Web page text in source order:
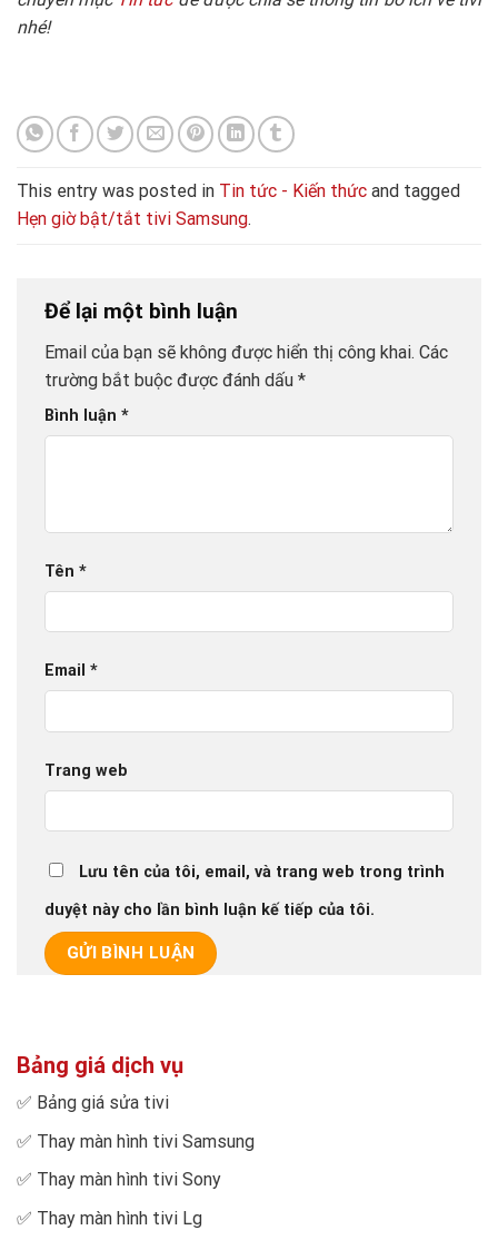
nhé!
This entry was posted in Tin tức - Kiến thức and tagged
Hẹn giờ bật/tắt tivi Samsung.
Để lại một bình luận
Email của bạn sẽ không được hiển thị công khai. Các
trường bắt buộc được đánh dấu *
Bình luận *
Tên *
Email *
Trang web
Lưu tên của tôi, email, và trang web trong trình
duyệt này cho lần bình luận kế tiếp của tôi.
Bảng giá dịch vụ
✅ Bảng giá sửa tivi
✅ Thay màn hình tivi Samsung
✅ Thay màn hình tivi Sony
✅ Thay màn hình tivi Lg